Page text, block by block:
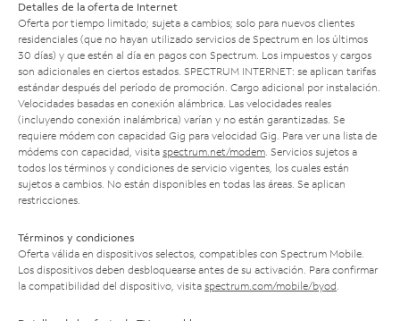
Detalles de la oferta de Internet
Oferta por tiempo limitado; sujeta a cambios; solo para nuevos clientes
residenciales (que no hayan utilizado servicios de Spectrum en los últimos
30 días) y que estén al día en pagos con Spectrum. Los impuestos y cargos
son adicionales en ciertos estados. SPECTRUM INTERNET: se aplican tarifas
estándar después del período de promoción. Cargo adicional por instalación.
Velocidades basadas en conexión alámbrica. Las velocidades reales
(incluyendo conexión inalámbrica) varían y no están garantizadas. Se
requiere módem con capacidad Gig para velocidad Gig. Para ver una lista de
módems con capacidad, visita spectrum.net/modem . Servicios sujetos a
todos los términos y condiciones de servicio vigentes, los cuales están
sujetos a cambios. No están disponibles en todas las áreas. Se aplican
restricciones.
Términos y condiciones
Oferta válida en dispositivos selectos, compatibles con Spectrum Mobile.
Los dispositivos deben desbloquearse antes de su activación. Para confirmar
la compatibilidad del dispositivo, visita spectrum.com/mobile/byod